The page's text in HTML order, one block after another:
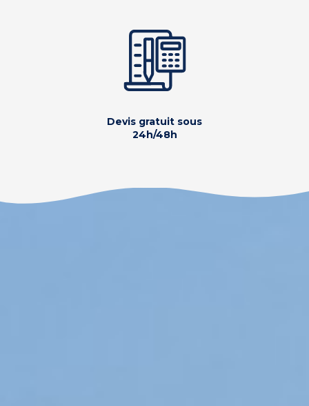
Devis gratuit sous
24h/48h